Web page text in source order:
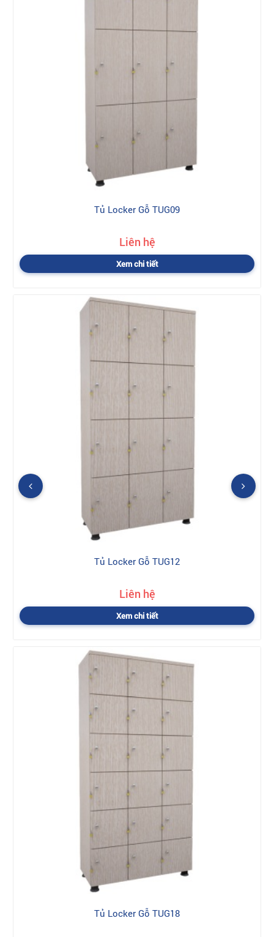
Tủ Locker Gỗ TUG09
Liên hệ
Xem chi tiết
Tủ Locker Gỗ TUG12
Liên hệ
Xem chi tiết
Tủ Locker Gỗ TUG18